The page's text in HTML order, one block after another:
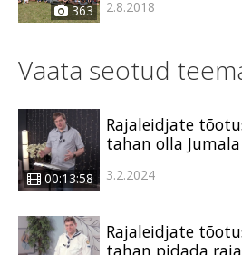
363 2.8.2018
Vaata seotud
00:13:58
Rajaleidjate
tahan olla
3.2.2024
Rajaleidjate